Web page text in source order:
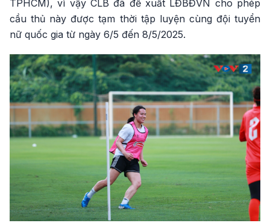
TPHCM), vì vậy CLB đã đề xuất LĐBĐVN cho phép
cầu thủ này được tạm thời tập luyện cùng đội tuyển
nữ quốc gia từ ngày 6/5 đến 8/5/2025.